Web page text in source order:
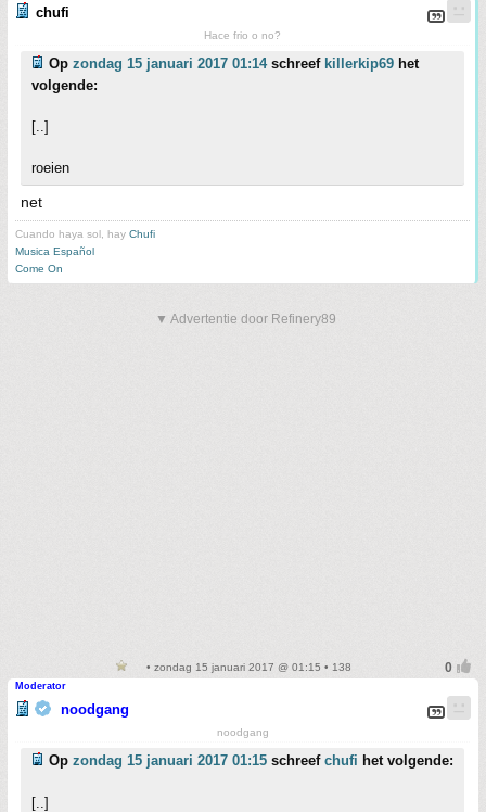
chufi
Hace frio o no?
Op zondag 15 januari 2017 01:14schreef killerkip69 het
volgende:
[..]
roeien
net
Cuando haya sol, hay Chufi
Musica Español
Come On
▼ Advertentie door Refinery89
• zondag 15 januari 2017 @ 01:15 • 138
Moderator
noodgang
noodgang
Op zondag 15 januari 2017 01:15 schreef chufi het volgende:
[..]